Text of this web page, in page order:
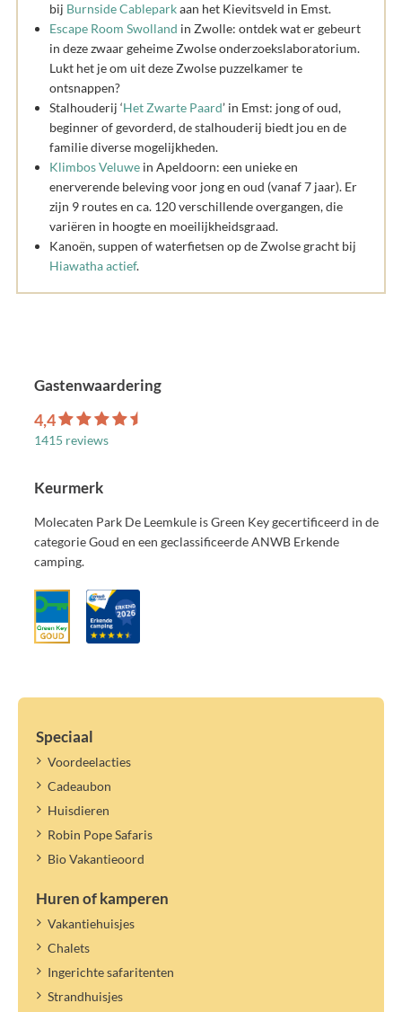
bij Burnside Cableparkaan het Kievitsveld in Emst.
Escape Room Swolland in Zwolle: ontdek wat er gebeurt
in deze zwaar geheime Zwolse onderzoekslaboratorium.
Lukt het je om uit deze Zwolse puzzelkamer te
ontsnappen?
Stalhouderij ‘Het Zwarte Paard’ in Emst: jong of oud,
beginner of gevorderd, de stalhouderij biedt jou en de
familie diverse mogelijkheden.
Klimbos Veluwe in Apeldoorn: een unieke en
enerverende beleving voor jong en oud (vanaf 7 jaar). Er
zijn 9 routes en ca. 120 verschillende overgangen, die
variëren in hoogte en moeilijkheidsgraad.
Kanoën, suppen of waterfietsen op de Zwolse gracht bij
Hiawatha actief.
Gastenwaardering
4,4
1415 reviews
Keurmerk
Molecaten Park De Leemkule is Green Key gecertificeerd in de
categorie Goud en een geclassificeerde ANWB Erkende
camping.
Speciaal
Voordeelacties
Cadeaubon
Huisdieren
Robin Pope Safaris
Bio Vakantieoord
Huren of kamperen
Vakantiehuisjes
Chalets
Ingerichte safaritenten
Strandhuisjes